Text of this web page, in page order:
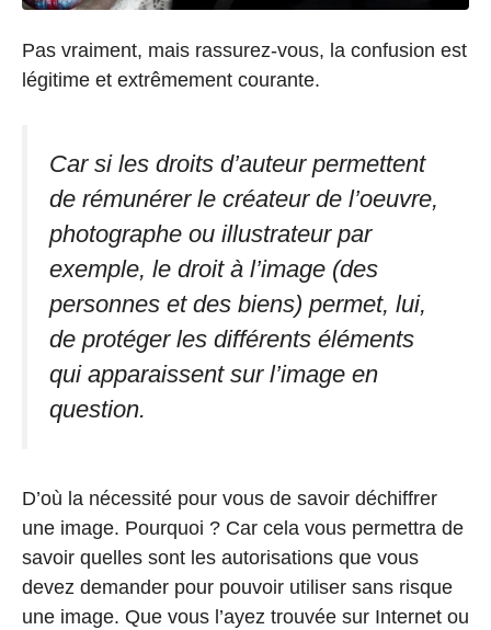
Pas vraiment, mais rassurez-vous, la confusion est
légitime et extrêmement courante.
Car si les droits d’auteur permettent
de rémunérer le créateur de l’oeuvre,
photographe ou illustrateur par
exemple, le droit à l’image (des
personnes et des biens) permet, lui,
de protéger les différents éléments
qui apparaissent sur l’image en
question.
D’où la nécessité pour vous de savoir déchiffrer
une image. Pourquoi ? Car cela vous permettra de
savoir quelles sont les autorisations que vous
devez demander pour pouvoir utiliser sans risque
une image. Que vous l’ayez trouvée sur Internet ou